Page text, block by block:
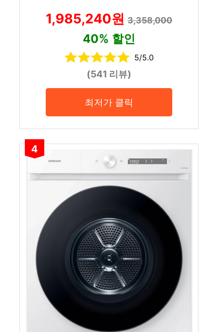
1,985,240원 3,358,000
40% 할인
5/5.0
(541 리뷰)
최저가 클릭
4